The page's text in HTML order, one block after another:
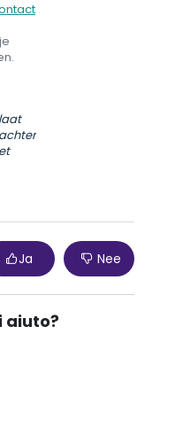
Ja Nee
aiuto?